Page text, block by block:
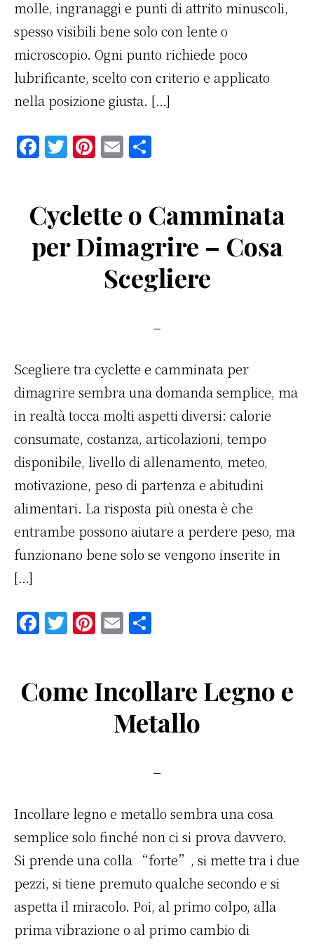
molle, ingranaggi e punti di attrito minuscoli,
spesso visibili bene solo con lente o
microscopio. Ogni punto richiede poco
lubrificante, scelto con criterio e applicato
nella posizione giusta. […]
F
a
e
b
o
T
w
te
r
Pi
n
re
st
E
m
l di
vi
di
Cyclette o Camminata
per Dimagrire – Cosa
Scegliere
Scegliere tra cyclette e camminata per
dimagrire sembra una domanda semplice, ma
in realtà tocca molti aspetti diversi: calorie
consumate, costanza, articolazioni, tempo
disponibile, livello di allenamento, meteo,
motivazione, peso di partenza e abitudini
alimentari. La risposta più onesta è che
entrambe possono aiutare a perdere peso, ma
funzionano bene solo se vengono inserite in
[…]
F
a
e
b
T
w
te
Pi
n
re
E
m
l di
vi
di
Come Incollare Legno e
Metallo​
Incollare legno e metallo sembra una cosa
semplice solo finché non ci si prova davvero.
Si prende una colla “forte”, si mette tra i due
pezzi, si tiene premuto qualche secondo e si
aspetta il miracolo. Poi, al primo colpo, alla
prima vibrazione o al primo cambio di